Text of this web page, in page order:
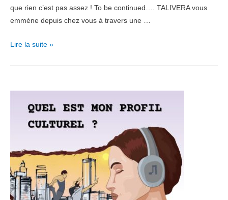
que rien c’est pas assez ! To be continued…. TALIVERA vous
emmène depuis chez vous à travers une …
Mardi
Lire la suite »